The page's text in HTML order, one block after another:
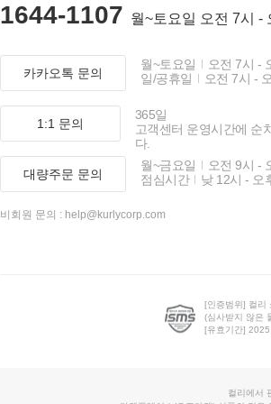
1644-1107 월~토요일 오전 7시 -
카카오톡 문의
월~토요일
오전 7시 -
일/공휴일
오전 7시 -
1:1 문의
365일
고객센터 운영시간에 순
다.
대량주문 문의
월~금요일
오전 9시 -
점심시간
낮 12시 - 오
비회원 문의 : help@kurlycorp.com
[인증범위] 컬리
(심사받지 않은
[유효기간]
컬리에서